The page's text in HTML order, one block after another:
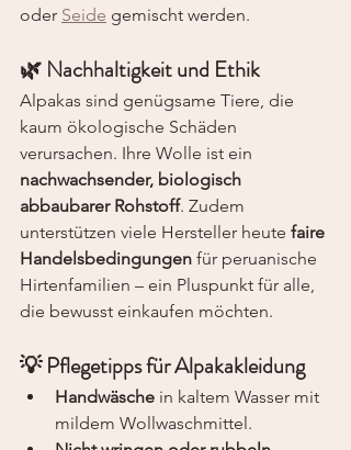
oder Seide gemischt werden.
🌿 Nachhaltigkeit und Ethik
Alpakas sind genügsame Tiere, die
kaum ökologische Schäden
verursachen. Ihre Wolle ist ein
nachwachsender, biologisch
abbaubarer Rohstoff. Zudem
unterstützen viele Hersteller heute faire
Handelsbedingungen für peruanische
Hirtenfamilien – ein Pluspunkt für alle,
die bewusst einkaufen möchten.
💡 Pflegetipps für Alpakakleidung
Handwäsche in kaltem Wasser mit
mildem Wollwaschmittel.